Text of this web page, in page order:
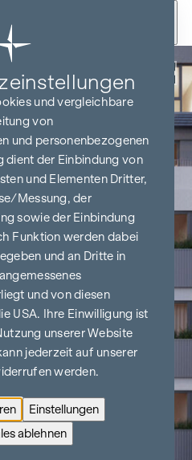
und vergleichbare
von
und personenbezogenen
dient der Einbindung von
und Elementen Dritter,
Messung, der
sowie der Einbindung
Funktion werden dabei
und an Dritte in
und von diesen
USA. Ihre Einwilligung ist
unserer Website
jederzeit auf unserer
werden.
Einstellungen
ablehnen